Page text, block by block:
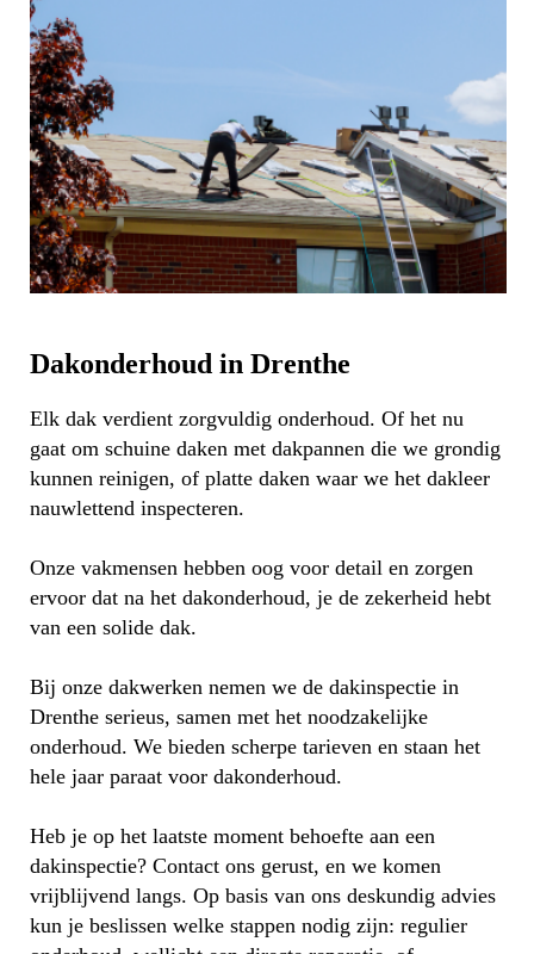
Dakonderhoud in Drenthe
Elk dak verdient zorgvuldig onderhoud. Of het nu
gaat om schuine daken met dakpannen die we grondig
kunnen reinigen, of platte daken waar we het dakleer
nauwlettend inspecteren.
Onze vakmensen hebben oog voor detail en zorgen
ervoor dat na het dakonderhoud, je de zekerheid hebt
van een solide dak.
Bij onze dakwerken nemen we de dakinspectie in
Drenthe serieus, samen met het noodzakelijke
onderhoud. We bieden scherpe tarieven en staan het
hele jaar paraat voor dakonderhoud.
Heb je op het laatste moment behoefte aan een
dakinspectie? Contact ons gerust, en we komen
vrijblijvend langs. Op basis van ons deskundig advies
kun je beslissen welke stappen nodig zijn: regulier